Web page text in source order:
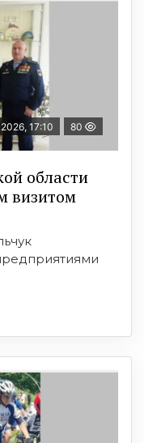
17:10 80
области
визитом